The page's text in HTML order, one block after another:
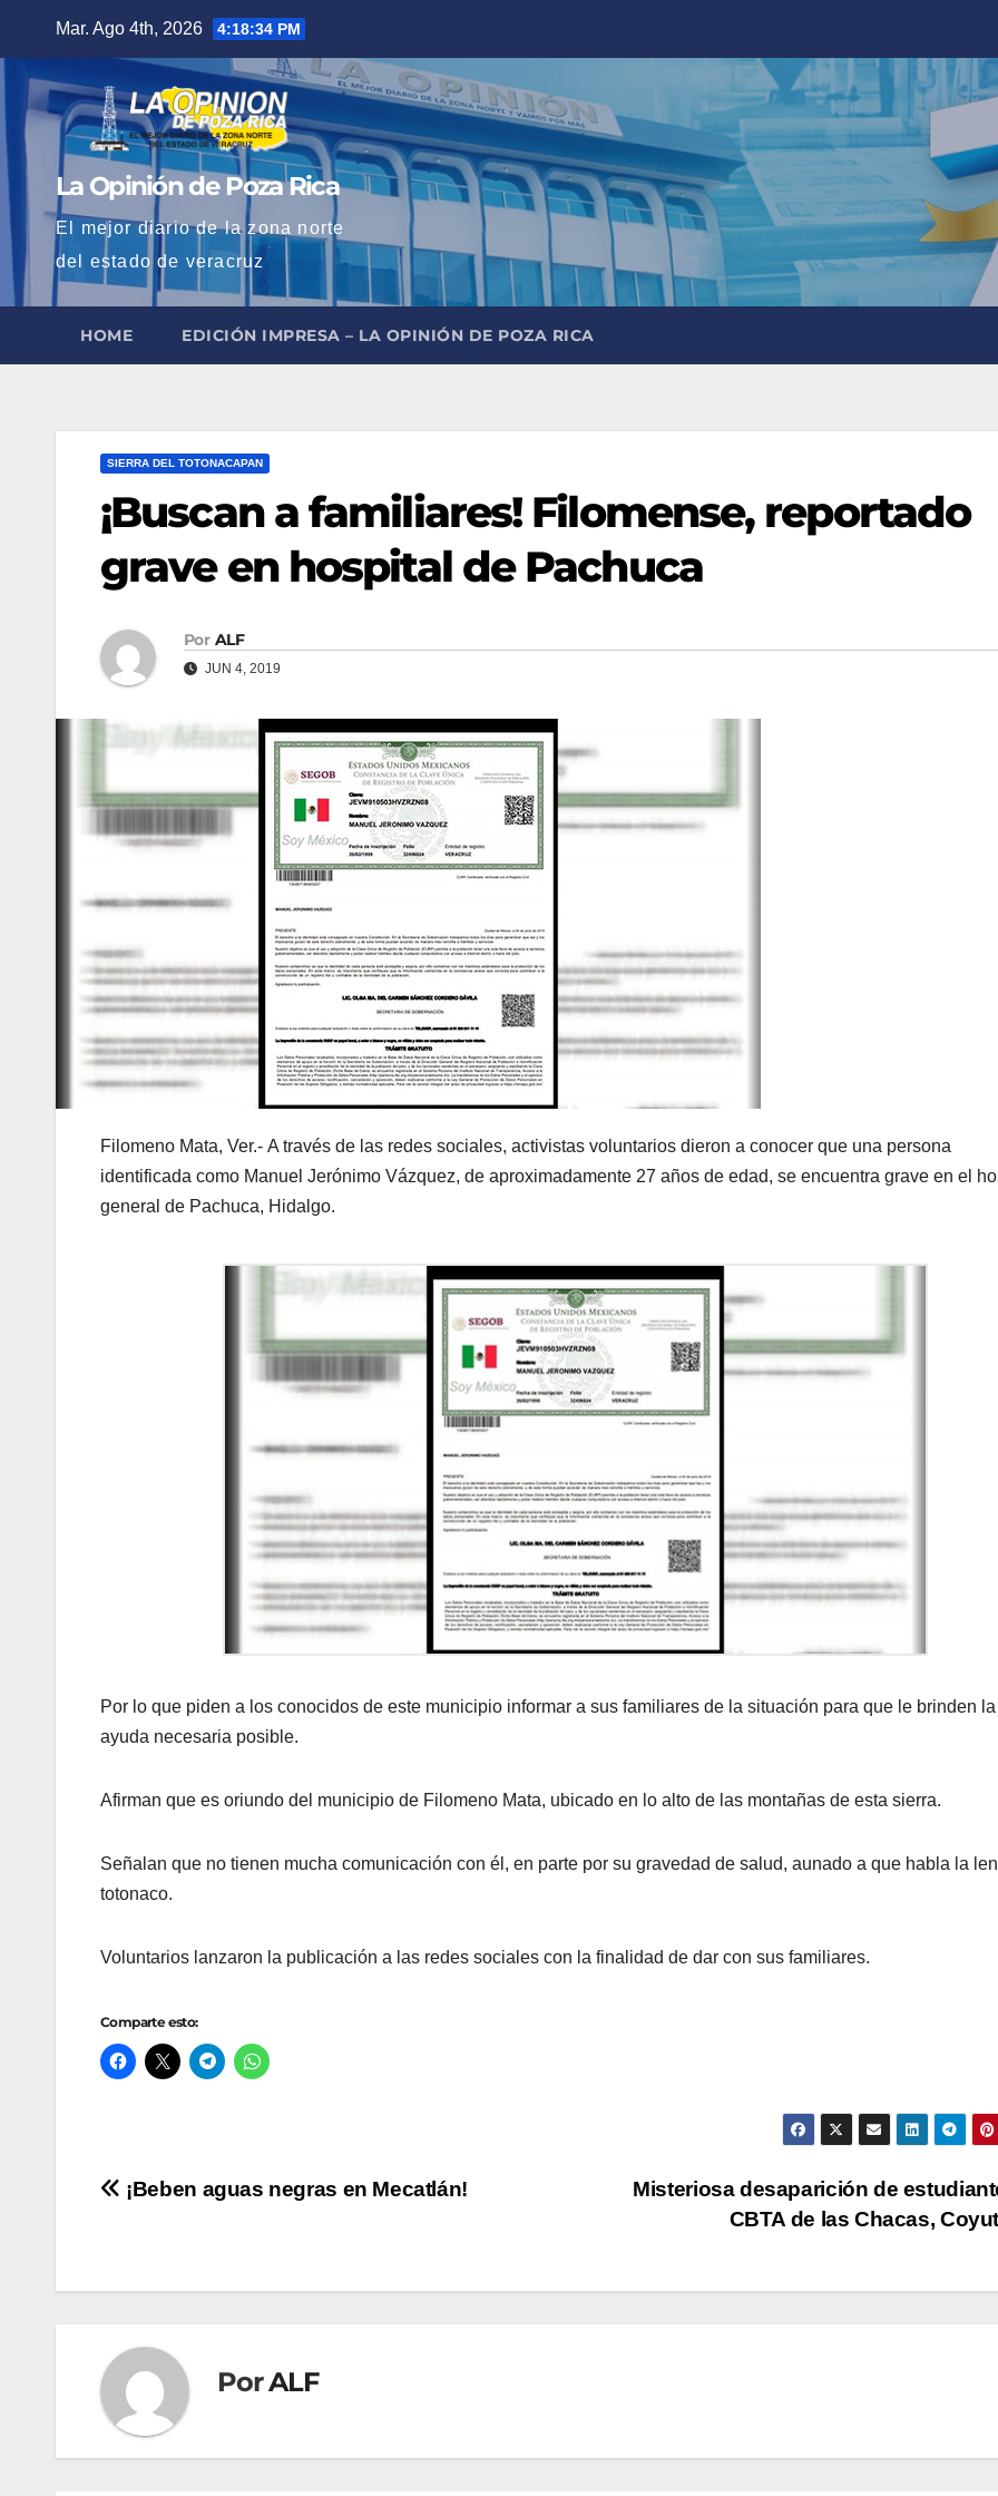
contenido
Mar. Ago 4th, 2026 4:18:35 PM
La Opinión de Poza Rica
El mejor diario de la zona norte
del estado de veracruz
HOME EDICIÓN IMPRESA – LA OPINIÓN DE POZA RICA
SIERRA DEL TOTONACAPAN
¡Buscan a familiares! Filomense, reportado
grave en hospital de Pachuca
Por ALF
JUN 4, 2019
Filomeno Mata, Ver.- A través de las redes sociales, activistas voluntarios dieron a conocer que una persona
identificada como Manuel Jerónimo Vázquez, de aproximadamente 27 años de edad, se encuentra grave en el
general de Pachuca, Hidalgo.
Por lo que piden a los conocidos de este municipio informar a sus familiares de la situación para que le brinden la
ayuda necesaria posible.
Afirman que es oriundo del municipio de Filomeno Mata, ubicado en lo alto de las montañas de esta sierra.
Señalan que no tienen mucha comunicación con él, en parte por su gravedad de salud, aunado a que habla la
totonaco.
Voluntarios lanzaron la publicación a las redes sociales con la finalidad de dar con sus familiares.
Comparte esto:
Navegación
entradas
Misteriosa desaparición de
CBTA de las Chacas,
¡Beben aguas negras en Mecatlán!
PorALF